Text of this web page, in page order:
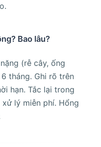
Bao lâu?
(rễ cây, ống
tháng. Ghi rõ trên
hạn. Tắc lại trong
lý miễn phí. Hổng